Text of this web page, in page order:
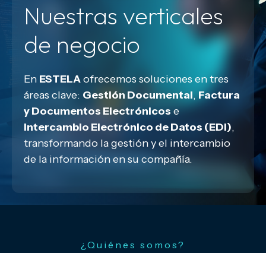
Nuestras verticales
de negocio
En ESTELAofrecemos soluciones en tres
áreas clave: Gestión Documental,Factura
y Documentos Electrónicos e
Intercambio Electrónico de Datos (EDI),
transformando la gestión y el intercambio
de la información en su compañía.
¿Quiénes somos?